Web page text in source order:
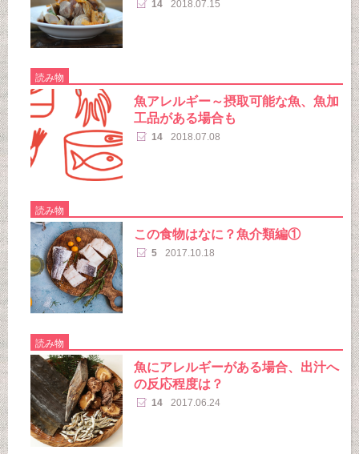
14 2018.07.15
読み物
魚アレルギー～摂取可能な魚、魚加
工品がある場合も
14 2018.07.08
読み物
この食物はなに？魚介類編①
5 2017.10.18
読み物
魚にアレルギーがある場合、出汁へ
の反応程度は？
14 2017.06.24